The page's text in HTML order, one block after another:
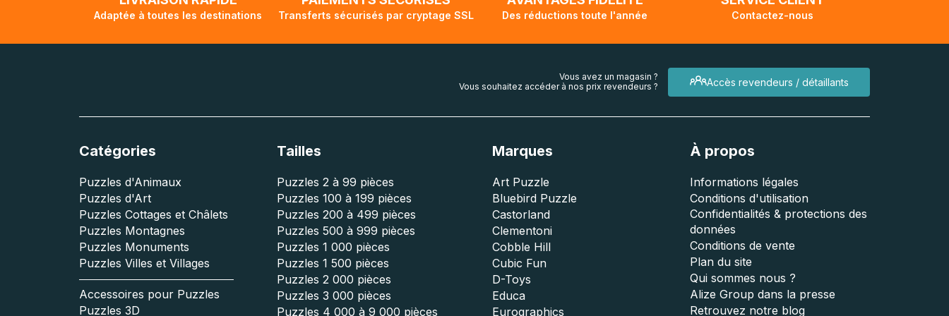
Adaptée à toutes les destinations Transferts sécurisés par cryptage SSL Des réductions toute l'année Contactez-nous
Accès revendeurs / détaillants
Vous avez un magasin ?
Vous souhaitez accéder à nos prix revendeurs ?
Catégories
Puzzles d'Animaux
Puzzles d'Art
Puzzles Cottages et Châlets
Puzzles Montagnes
Puzzles Monuments
Puzzles Villes et Villages
Accessoires pour Puzzles
Puzzles 3D
Tailles
Puzzles 2 à 99 pièces
Puzzles 100 à 199 pièces
Puzzles 200 à 499 pièces
Puzzles 500 à 999 pièces
Puzzles 1 000 pièces
Puzzles 1 500 pièces
Puzzles 2 000 pièces
Puzzles 3 000 pièces
Puzzles 4 000 à 9 000 pièces
Marques
Art Puzzle
Bluebird Puzzle
Castorland
Clementoni
Cobble Hill
Cubic Fun
D-Toys
Educa
Eurographics
À propos
Informations légales
Conditions d'utilisation
Confidentialités & protections des
données
Conditions de vente
Plan du site
Qui sommes nous ?
Alize Group dans la presse
Retrouvez notre blog